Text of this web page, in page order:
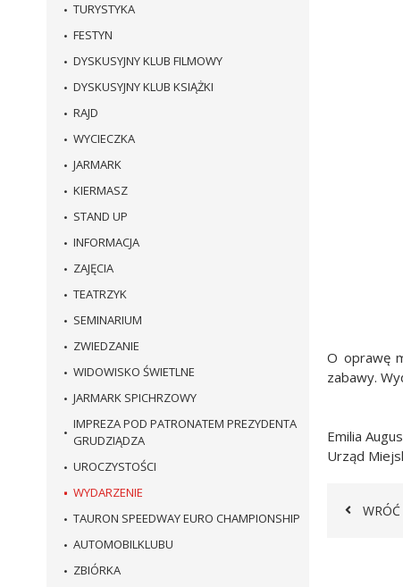
TURYSTYKA
FESTYN
DYSKUSYJNY KLUB FILMOWY
DYSKUSYJNY KLUB KSIĄŻKI
RAJD
WYCIECZKA
JARMARK
KIERMASZ
STAND UP
INFORMACJA
ZAJĘCIA
TEATRZYK
SEMINARIUM
ZWIEDZANIE
WIDOWISKO ŚWIETLNE
JARMARK SPICHRZOWY
IMPREZA POD PATRONATEM PREZYDENTA
GRUDZIĄDZA
UROCZYSTOŚCI
WYDARZENIE
TAURON SPEEDWAY EURO CHAMPIONSHIP
AUTOMOBILKLUBU
ZBIÓRKA
O oprawę
zabawy.
Emilia
Urząd
WRÓĆ